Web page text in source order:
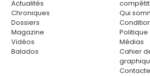
Actualités
Chroniques
Dossiers
Magazine
Vidéos
Balados
Qui
Médias
Cahier